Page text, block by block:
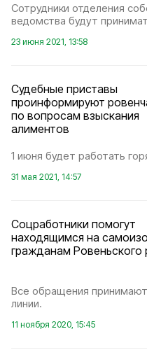
Сотрудники отделения
ведомства будут
23 июня 2021, 13:58
Судебные приставы
проинформируют
по вопросам взыскания
алиментов
1 июня будет работать
31 мая 2021, 14:57
Соцработники помогут
находящимся на
гражданам Ровеньского
Все обращения
линии.
11 ноября 2020, 15:45